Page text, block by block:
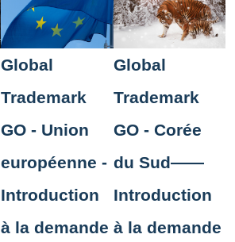
Global
Trademark
GO - Union
européenne -
Introduction
à la demande
Global
Trademark
GO - Corée
du Sud——
Introduction
à la demande